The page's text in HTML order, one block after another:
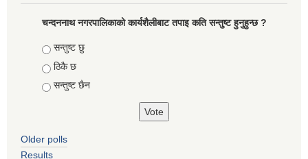
चन्दननाथ नगरपालिकाको कार्यशैलीबाट तपाइ कति सन्तुष्ट हुनुहुन्छ ?
Choices
सन्तुष्ट छु
ठिकै छ
सन्तुष्ट छैन
Older polls
Results